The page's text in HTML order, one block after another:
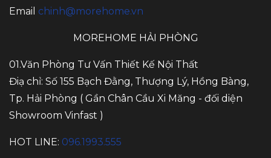
Email chinh@morehome.vn
MOREHOME HẢI PHÒNG
01.Văn Phòng Tư Vấn Thiết Kế Nội Thất
Điạ chỉ: Số 155 Bạch Đằng, Thượng Lý, Hồng Bàng,
Tp. Hải Phòng ( Gần Chân Cầu Xi Măng - đối diện
Showroom Vinfast )
HOT LINE: 096.1993.555